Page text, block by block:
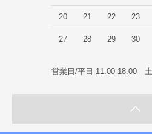
20 21 22 23
27 28 29 30
営業日/平日 11:00-18:00